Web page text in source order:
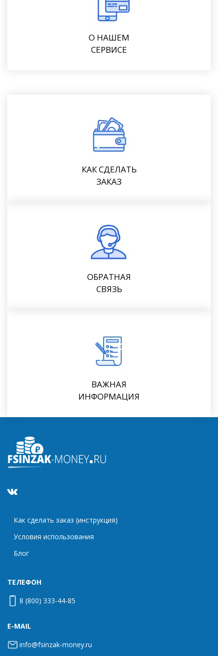
О НАШЕМ
СЕРВИСЕ
КАК СДЕЛАТЬ
ЗАКАЗ
ОБРАТНАЯ
СВЯЗЬ
ВАЖНАЯ
ИНФОРМАЦИЯ
Как сделать заказ (инструкция)
Условия использования
Блог
ТЕЛЕФОН
8 (800) 333-44-85
E-MAIL
info@fsinzak-money.ru